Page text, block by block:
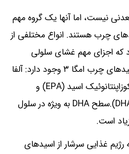
معدنی نیست، اما آنها یک گروه مهم
چرب هستند. انواع مختلفی از
که اجزای مهم غشای سلولی
هستند. سه نوع اصلی اسیدهای چرب امگا ۳ وجود دارد: آلفا
لینولنیک اسید (ALA)، ایکوزاپنتانوئیک اسید (EPA) و
دوکوزاهگزانوئیک اسید (DHA).سطح DHA به ویژه در سلول
است.
غذایی سرشار از اسیدهای